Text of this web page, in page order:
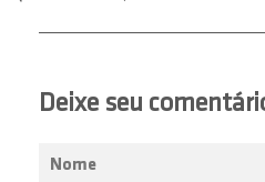
Deixe seu